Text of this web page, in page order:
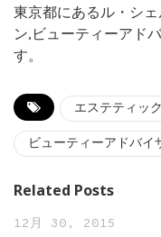
東京都にあるル・シ
ン,ビューティーアド
す。
エステティッ
ビューティーアドバイ
Related Posts
12月 30, 2015